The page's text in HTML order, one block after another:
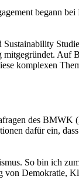
begann
komplexen
des
dafür ein,
So bin ich
Demokratie,